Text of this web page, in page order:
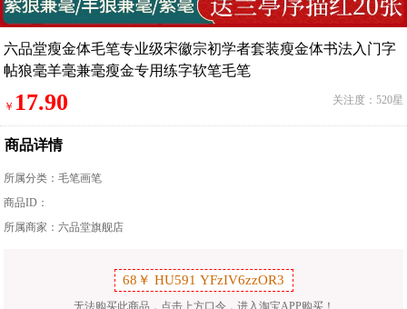
六品堂瘦金体毛笔专业级宋徽宗初学者套装瘦金体书法入门字
帖狼毫羊毫兼毫瘦金专用练字软笔毛笔
￥ 17.90 关注度：520星
商品详情
所属分类：毛笔画笔
商品ID：
所属商家：六品堂旗舰店
无法购买此商品，点击上方口令，进入淘宝APP购买！